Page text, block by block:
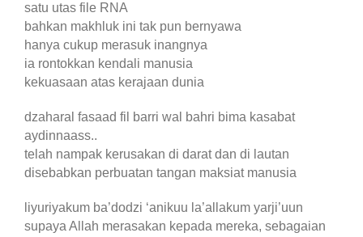
satu utas file RNA
bahkan makhluk ini tak pun bernyawa
hanya cukup merasuk inangnya
ia rontokkan kendali manusia
kekuasaan atas kerajaan dunia
dzaharal fasaad fil barri wal bahri bima kasabat
aydinnaass..
telah nampak kerusakan di darat dan di lautan
disebabkan perbuatan tangan maksiat manusia
liyuriyakum ba’dodzi ‘anikuu la’allakum yarji’uun
supaya Allah merasakan kepada mereka, sebagaian